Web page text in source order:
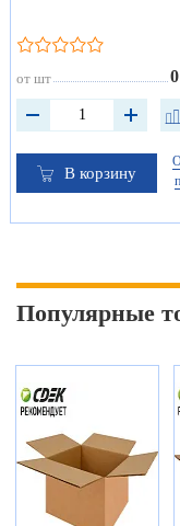
от шт
В корзину
Популярные